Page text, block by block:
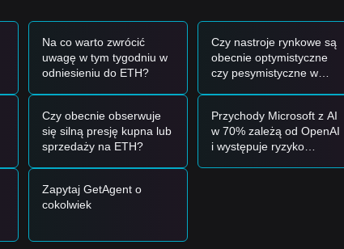
w stanie „Ekstremalnego Strachu” (Indeks na poziomie 25), co
odbicia.
przedstawiono następujące strategie tradingowe jako
1 890 – 1 900 USDprzy znaczącej objętości, może to potwierdzić
Na co warto zwrócić
uwagę w tym tygodniu w
odniesieniu do ETH?
Czy nastroje rynkowe są
obecnie optymistyczne
czy pesymistyczne w
Czy obecnie obserwuje
się silną presję kupna lub
sprzedaży na ETH?
Przychody Microsoft z AI
w 70% zależą od OpenAI
i występuje ryzyko
Zapytaj GetAgent o
cokolwiek